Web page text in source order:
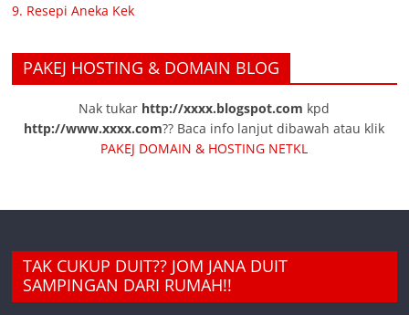
9. Resepi Aneka Kek
PAKEJ HOSTING & DOMAIN BLOG
Nak tukar http://xxxx.blogspot.com kpd
http://www.xxxx.com?? Baca info lanjut dibawah atau klik
PAKEJ DOMAIN & HOSTING NETKL
TAK CUKUP DUIT?? JOM JANA DUIT
SAMPINGAN DARI RUMAH!!